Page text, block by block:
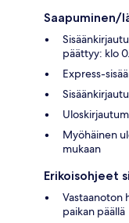
Saapuminen/
päättyy: klo
Express-
Myöhäinen
mukaan
Erikoisohjeet
Vastaanoton
paikan päällä